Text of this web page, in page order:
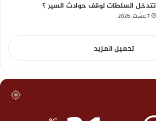
تتدخل السلطات لوقف حوادث السير ؟
7 غشت، 2026
تحميل المزيد